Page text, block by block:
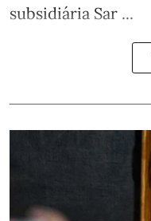
subsidiária Sar ...